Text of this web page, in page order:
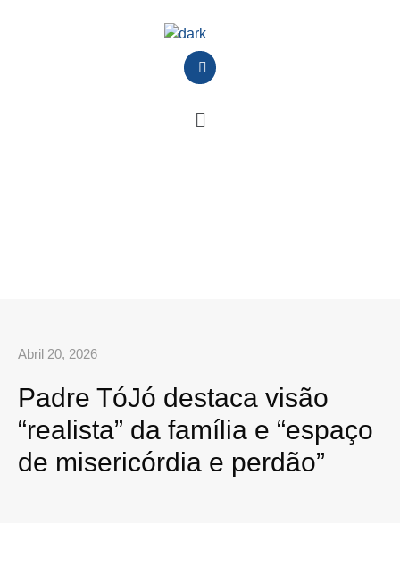
Abril 20, 2026
Padre TóJó destaca visão
“realista” da família e “espaço
de misericórdia e perdão”